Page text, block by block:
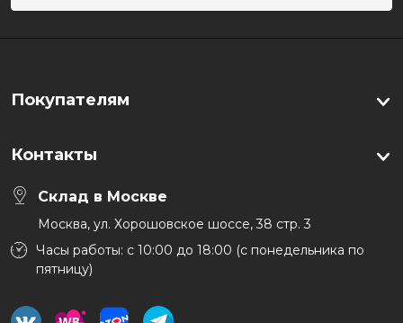
Покупателям
Контакты
Склад в Москве
Москва, ул. Хорошовское шоссе, 38 стр. 3
Часы работы: с 10:00 до 18:00 (с понедельника по
пятницу)